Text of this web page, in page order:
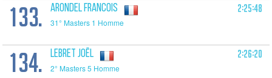
133. ARONDEL Francois
31° Masters 1 Homme
2:25:48
134. LEBRET Joël
2° Masters 5 Homme
2:26:20